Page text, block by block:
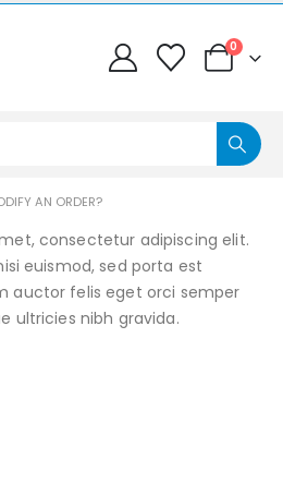
0
AN ORDER?
consectetur adipiscing elit.
euismod, sed porta est
auctor felis eget orci semper
ultricies nibh gravida.